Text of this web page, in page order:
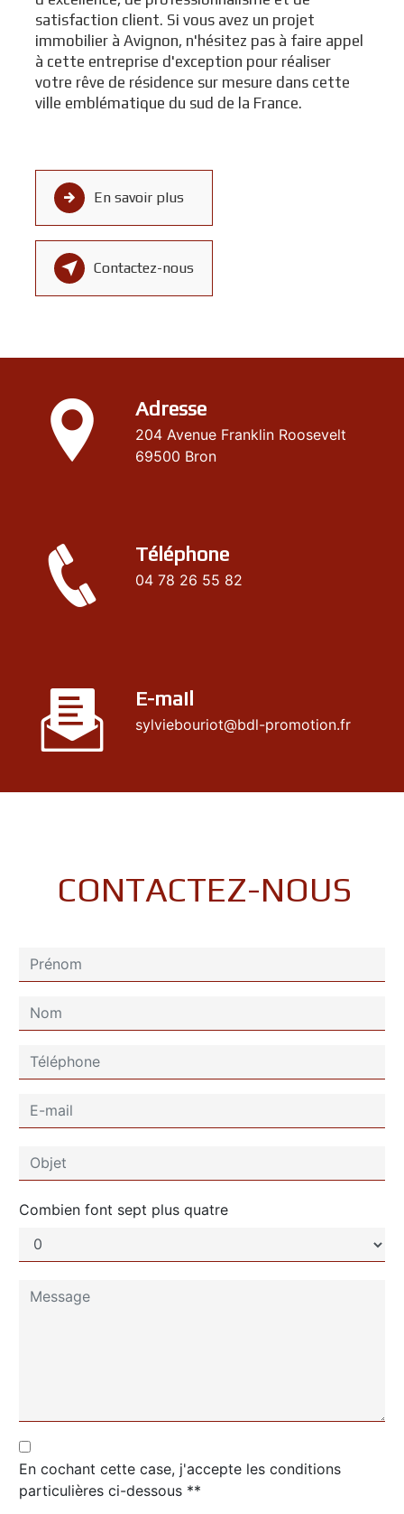
satisfaction client. Si vous avez un projet
immobilier à Avignon, n'hésitez pas à faire appel
à cette entreprise d'exception pour réaliser
votre rêve de résidence sur mesure dans cette
ville emblématique du sud de la France.
En savoir plus
Contactez-nous
Adresse
204 Avenue Franklin Roosevelt
69500 Bron
Téléphone
04 78 26 55 82
E-mail
sylviebouriot@bdl-promotion.fr
CONTACTEZ-NOUS
Combien font sept plus quatre
En cochant cette case, j'accepte les conditions
particulières ci-dessous **